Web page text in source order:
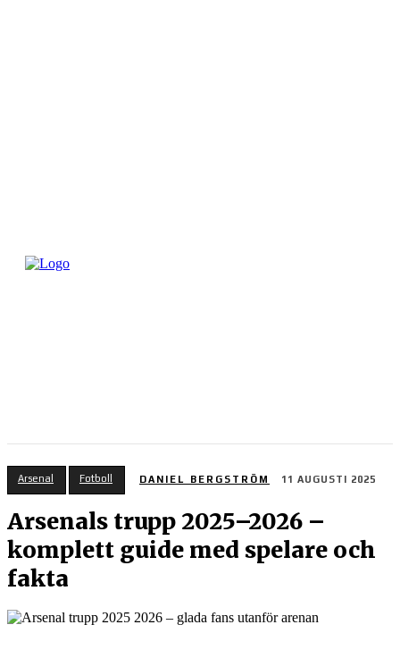
Arsenal Fotboll DANIEL BERGSTRÖM 11 AUGUSTI 2025
Arsenals trupp 2025–2026 –
komplett guide med spelare och
fakta